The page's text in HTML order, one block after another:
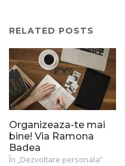
RELATED POSTS
Organizeaza-te mai
bine! Via Ramona
Badea
În „Dezvoltare personala”